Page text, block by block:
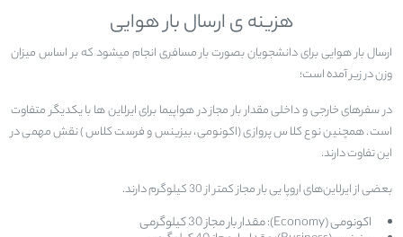
هزینه ی ارسال بار هوایی
ارسال بار هوایی برای دانشجویان بصورت بار مسافری انجام میشود که بر اساس میزان
وزن در زیر آمده است؛
در سفرهای خارجی و داخلی مقدار بار مجاز در هواپیما برای ایرلاین ها با یکدیگر متفاوت
است. همچنین نوع کلاس پروازی (اکونومی، بیزینس و فرست کلاس) نقش مهمی در
این تفاوت دارند.
بعضی از ایرلاین‌های اروپا یی بار مجاز کمتر از 30 کیلوگرم دارند.
اکونومی (Economy): مقدار بار مجاز 30 کیلوگرمی